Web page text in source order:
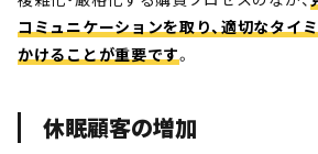
コミュニケーションを取り、適切なタイ
かけることが重要です。
休眠顧客の増加